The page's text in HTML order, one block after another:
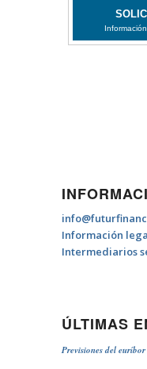
Información
Intermediarios
ÚLTIMAS
Previsiones del